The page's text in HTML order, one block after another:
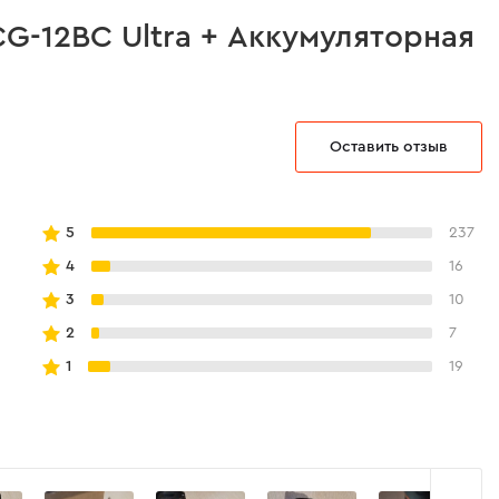
12BC Ultra + Аккумуляторная
Оставить отзыв
5 237
4 16
3 10
2 7
1 19